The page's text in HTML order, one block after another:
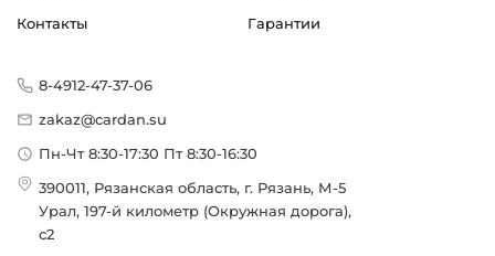
Контакты
Гарантии
8-4912-47-37-06
zakaz@cardan.su
Пн-Чт 8:30-17:30 Пт 8:30-16:30
390011, Рязанская область, г. Рязань, М-5
Урал, 197-й километр (Окружная дорога),
с2